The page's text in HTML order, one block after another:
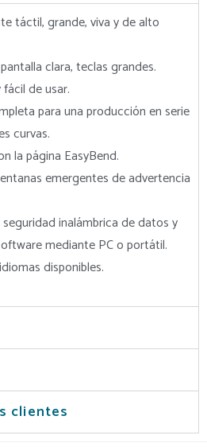
táctil, grande, viva y de alto
clara, teclas grandes.
de usar.
para una producción en serie
curvas.
la página EasyBend.
emergentes de advertencia
inalámbrica de datos y
mediante PC o portátil.
disponibles.
clientes